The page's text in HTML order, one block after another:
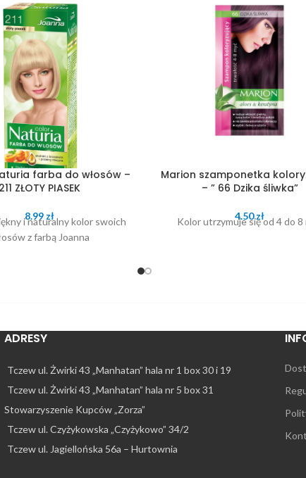
farba do włosów –
211 ZŁOTY PIASEK
8.99 zł
i naturalny kolor swoich
z farbą Joanna
Marion szamponetka
– ” 66 Dzika śliwka”
4.50zł
Kolor utrzymuje się od 4 do 8
ADRESY
Tczew ul. Żwirki 43 „Manhatan” hala nr 1 box 30 i 19
Tczew ul. Żwirki 43 „Manhatan” hala nr 5 box 31
Stowarzyszenie Kupców „Zorza”
Tczew ul. Czyżykowska „Czyżykowo” 34/2
Tczew ul. Jagiellońska 56a – Hurtownia